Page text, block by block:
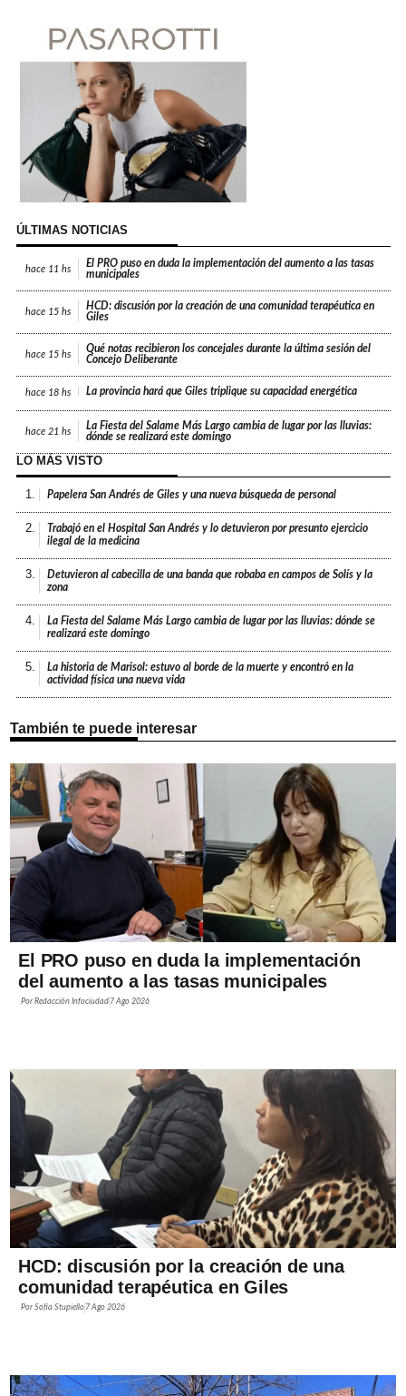
ÚLTIMAS NOTICIAS
hace 11 hs
El PRO puso en duda la implementación del aumento a las tasas
municipales
hace 15 hs
HCD: discusión por la creación de una comunidad terapéutica en
Giles
hace 15 hs
Qué notas recibieron los concejales durante la última sesión del
Concejo Deliberante
hace 18 hs La provincia hará que Giles triplique su capacidad energética
hace 21 hs
La Fiesta del Salame Más Largo cambia de lugar por las lluvias:
dónde se realizará este domingo
LO MÁS VISTO
1. Papelera San Andrés de Giles y una nueva búsqueda de personal
2.
Trabajó en el Hospital San Andrés y lo detuvieron por presunto ejercicio
ilegal de la medicina
3.
Detuvieron al cabecilla de una banda que robaba en campos de Solís y la
zona
4.
La Fiesta del Salame Más Largo cambia de lugar por las lluvias: dónde se
realizará este domingo
5.
La historia de Marisol: estuvo al borde de la muerte y encontró en la
actividad física una nueva vida
También te puede interesar
El PRO puso en duda la implementación
del aumento a las tasas municipales
PorRedacción Infociudad 7 Ago 2026
HCD: discusión por la creación de una
comunidad terapéutica en Giles
PorSofía Stupiello 7 Ago 2026